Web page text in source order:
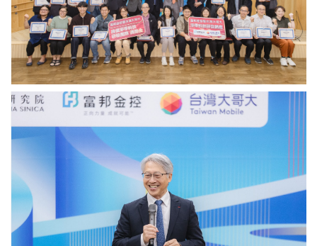
灣
哥
大
淨
零
科
技
研
發
講
座」
合
影。
（圖
片
源：
中
廖
俊
院
長
（圖
片
來
源：
中